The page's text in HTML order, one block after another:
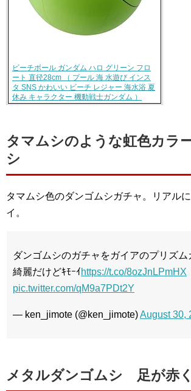
ビーチボール ガンダム ハロ グリーン フロ
ート 直径28cm （ プール 海 水遊び インス
タ SNS かわいい ビーチ レジャー 海水浴 夏
休み キャラクター 機動戦士ガンダム ）
タマムシのような虹色カラ
シ
タマムシ色のダンゴムシガチャ。リアル
イ。
ダンゴムシのガチャをガイアのプリズム
綺麗だけどｷﾓｰｲhttps://t.co/8ozJnLPmHX
pic.twitter.com/qM9a7PDt2Y
— ken_jimote (@ken_jimote)August 30,
メタルダンゴムシ 足が赤く